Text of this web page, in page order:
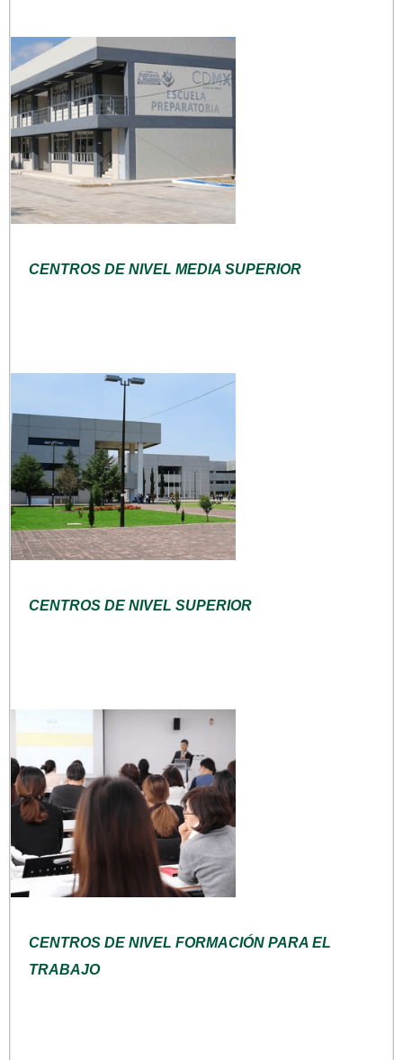
CENTROS DE NIVEL MEDIA SUPERIOR
CENTROS DE NIVEL SUPERIOR
CENTROS DE NIVEL FORMACIÓN PARA EL
TRABAJO